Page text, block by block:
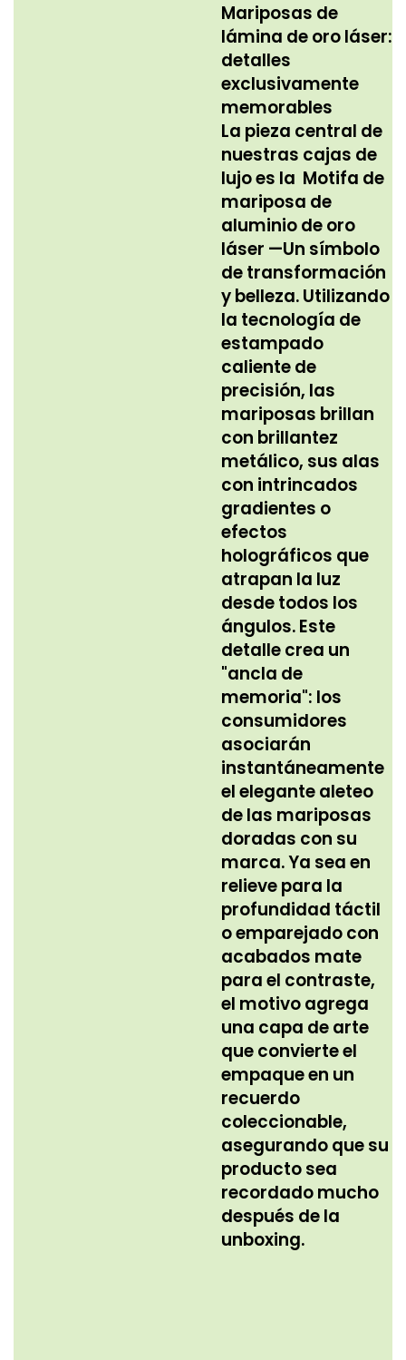
Mariposas de
lámina de oro láser:
detalles
exclusivamente
memorables
La pieza central de
nuestras cajas de
lujo es la Motifa de
mariposa de
aluminio de oro
láser —Un símbolo
de transformación
y belleza. Utilizando
la tecnología de
estampado
caliente de
precisión, las
mariposas brillan
con brillantez
metálico, sus alas
con intrincados
gradientes o
efectos
holográficos que
atrapan la luz
desde todos los
ángulos. Este
detalle crea un
"ancla de
memoria": los
consumidores
asociarán
instantáneamente
el elegante aleteo
de las mariposas
doradas con su
marca. Ya sea en
relieve para la
profundidad táctil
o emparejado con
acabados mate
para el contraste,
el motivo agrega
una capa de arte
que convierte el
empaque en un
recuerdo
coleccionable,
asegurando que su
producto sea
recordado mucho
después de la
unboxing.